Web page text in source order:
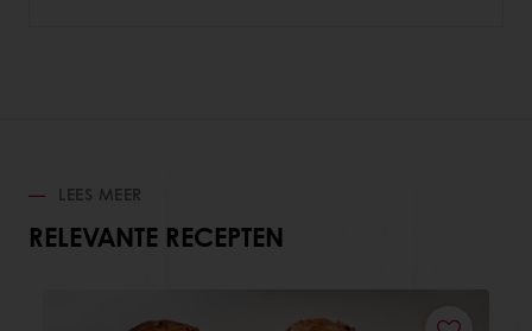
LEES MEER
RELEVANTE RECEPTEN